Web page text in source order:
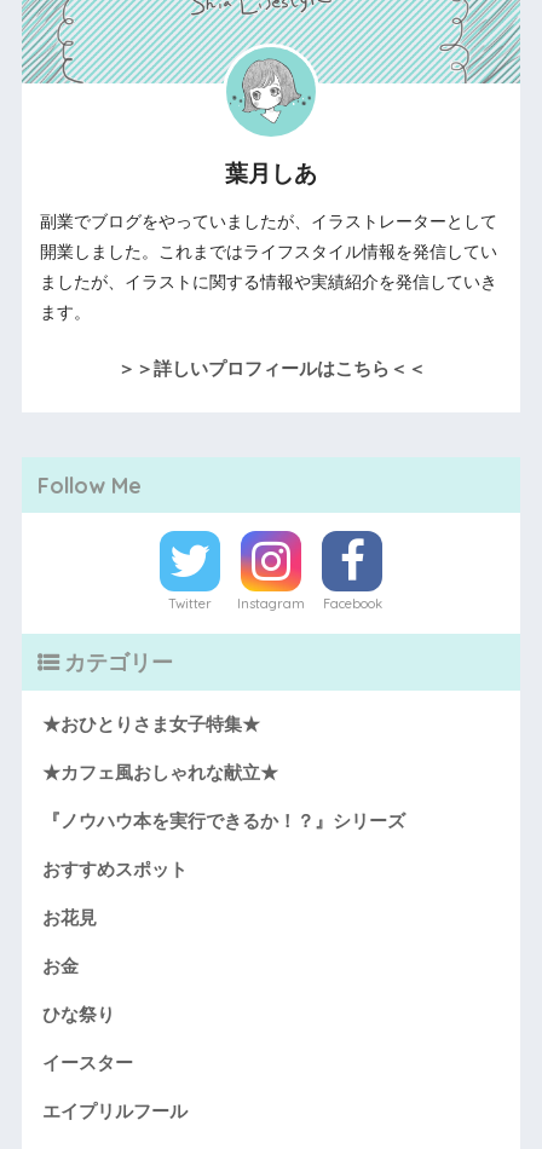
葉月しあ
副業でブログをやっていましたが、イラストレーターとして
開業しました。これまではライフスタイル情報を発信してい
ましたが、イラストに関する情報や実績紹介を発信していき
ます。
＞＞詳しいプロフィールはこちら＜＜
Follow Me
Twitter Instagram Facebook
カテゴリー
★おひとりさま女子特集★
★カフェ風おしゃれな献立★
『ノウハウ本を実行できるか！？』シリーズ
おすすめスポット
お花見
お金
ひな祭り
イースター
エイプリルフール